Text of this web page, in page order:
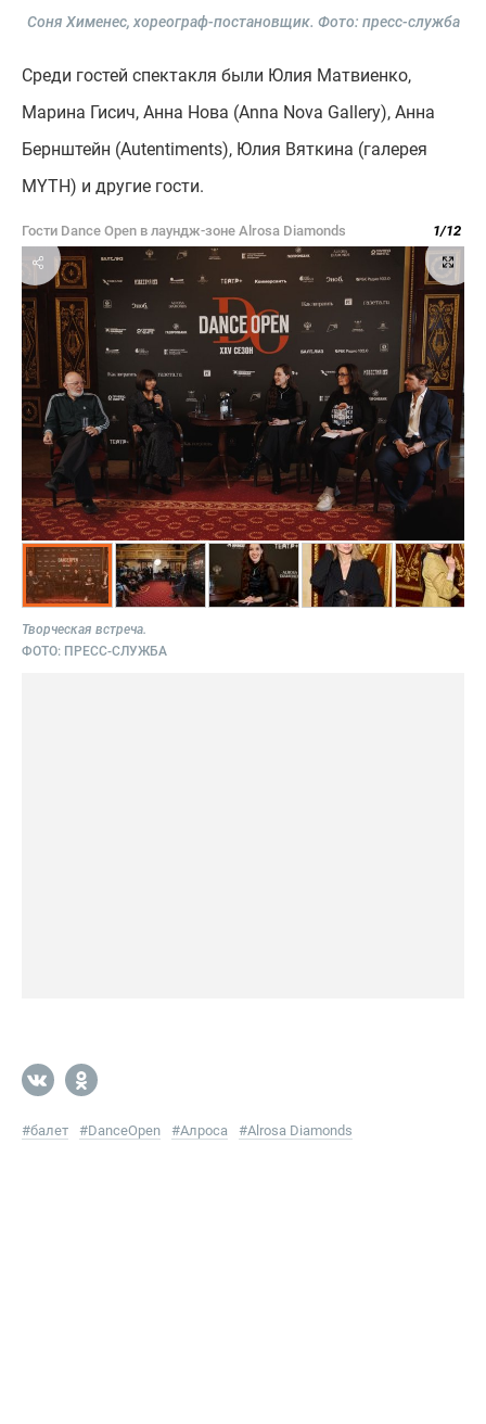
Соня Хименес, хореограф-постановщик. Фото: пресс-служба
Среди гостей спектакля были Юлия Матвиенко,
Марина Гисич, Анна Нова (Anna Nova Gallery), Анна
Бернштейн (Autentiments), Юлия Вяткина (галерея
MYTH) и другие гости.
Гости Dance Open в лаундж-зоне Alrosa Diamonds 1/12
Творческая встреча.
ФОТО: ПРЕСС-СЛУЖБА
#балет #DanceOpen #Алроса #Alrosa Diamonds